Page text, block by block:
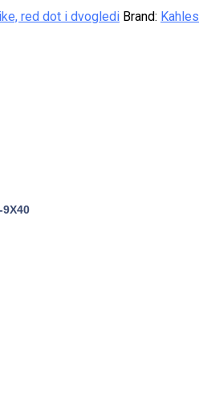
red dot i dvogledi Brand: Kahles
9X40